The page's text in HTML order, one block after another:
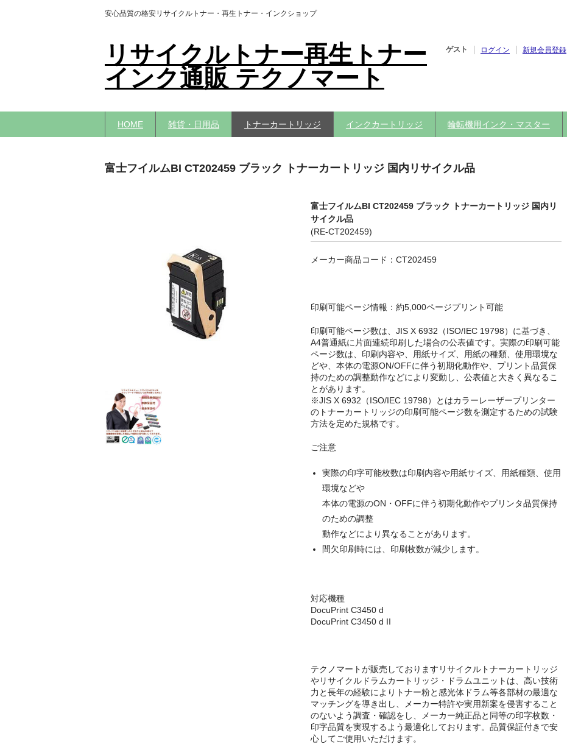
安心品質の格安リサイクルトナー・再生トナー・インクショップ
リサイクルトナー再生トナー
インク通販 テクノマート
ゲスト ログイン 新規会員登録
HOME 雑貨・日用品 トナーカートリッジ インクカートリッジ 輪転機用インク・マスター
富士フイルムBI CT202459 ブラック トナーカートリッジ 国内リサイクル品
富士フイルムBI CT202459 ブラック トナーカートリッジ 国内リ
サイクル品
(RE-CT202459)
メーカー商品コード：CT202459
印刷可能ページ情報：約5,000ページプリント可能
印刷可能ページ数は、JIS X 6932（ISO/IEC 19798）に基づき、
A4普通紙に片面連続印刷した場合の公表値です。実際の印刷可能
ページ数は、印刷内容や、用紙サイズ、用紙の種類、使用環境な
どや、本体の電源ON/OFFに伴う初期化動作や、プリント品質保
持のための調整動作などにより変動し、公表値と大きく異なるこ
とがあります。
※JIS X 6932（ISO/IEC 19798）とはカラーレーザープリンター
のトナーカートリッジの印刷可能ページ数を測定するための試験
方法を定めた規格です。
ご注意
実際の印字可能枚数は印刷内容や用紙サイズ、用紙種類、使用
環境などや
本体の電源のON・OFFに伴う初期化動作やプリンタ品質保持
のための調整
動作などにより異なることがあります。
間欠印刷時には、印刷枚数が減少します。
対応機種
DocuPrint C3450 d
DocuPrint C3450 d II
テクノマートが販売しておりますリサイクルトナーカートリッジ
やリサイクルドラムカートリッジ・ドラムユニットは、高い技術
力と長年の経験によりトナー粉と感光体ドラム等各部材の最適な
マッチングを導き出し、メーカー特許や実用新案を侵害すること
のないよう調査・確認をし、メーカー純正品と同等の印字枚数・
印字品質を実現するよう最適化しております。品質保証付きで安
心してご使用いただけます。